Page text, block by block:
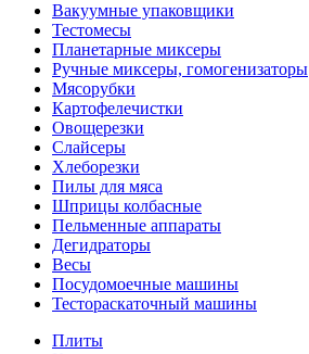
Вакуумные упаковщики
Тестомесы
Планетарные миксеры
Ручные миксеры, гомогенизаторы
Мясорубки
Картофелечистки
Овощерезки
Слайсеры
Хлеборезки
Пилы для мяса
Шприцы колбасные
Пельменные аппараты
Дегидраторы
Весы
Посудомоечные машины
Тестораскаточный машины
Плиты